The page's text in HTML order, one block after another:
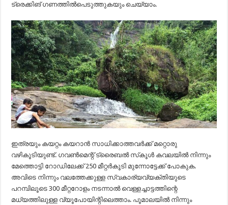
ട്രെക്കിങ് ഗണത്തില്‍പെടുത്തുകയും ചെയ്യാം.
ഇത്രയും കയറ്റം കയറാന്‍ സാധിക്കാത്തവര്‍ക്ക് മറ്റൊരു
വഴികൂടിയുണ്ട്. ഗവണ്‍മെന്റ് ട്രൈബല്‍ സ്‌കൂള്‍ കവലയില്‍ നിന്നും
മേത്തൊട്ടി റോഡിലേക്ക് 250 മീറ്റര്‍കൂടി മുന്നോട്ടേക്ക് പോകുക.
അവിടെ നിന്നും വലത്തേക്കുള്ള സ്വകാര്യവ്യക്തിയുടെ
പറമ്പിലൂടെ 300 മീറ്ററോളം നടന്നാല്‍ വെള്ളച്ചാട്ടത്തിന്റെ
മധ്യത്തിലുള്ള വ്യൂപോയിന്റിലെത്താം. പൂമാലയില്‍ നിന്നും